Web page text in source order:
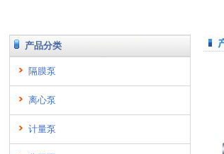
产品分类
隔膜泵
离心泵
计量泵